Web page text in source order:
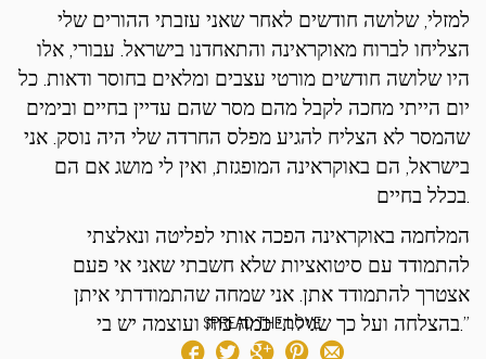
למזלי, שלושה חודשים לאחר שאני עזבתי ההורים שלי
הצליחו לברוח מאוקראינה והתאחדנו בישראל. עבורי, אלו
היו שלושה חודשים מורטי עצבים ומלאים בחוסר ודאות. כל
יום הייתי מחכה לקבל מהם מסר שהם עדיין בחיים ובימים
שהמסר לא הצליח להגיע מפלס החרדה שלי היה נוסק. אני
בישראל, הם באוקראינה המופגזת, ואין לי מושג אם הם
בכלל בחיים.
המלחמה באוקראינה הפכה אותי לפליטה ונאלצתי
להתמודד עם סיטואציות שלא חשבתי שאני אי פעם
אצטרך להתמודד אתן. אני שמחה שהתמודדתי איתן
בהצלחה ועל כך שגילתי כמה כוח ועוצמה יש בי.”
SPREAD THE LOVE